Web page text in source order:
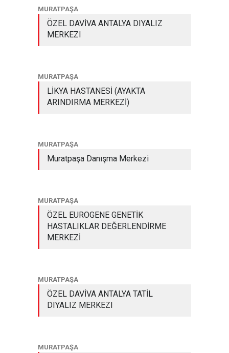
MURATPAŞA
ÖZEL DAVİVA ANTALYA DIYALIZ
MERKEZI
MURATPAŞA
LİKYA HASTANESİ (AYAKTA
ARINDIRMA MERKEZİ)
MURATPAŞA
Muratpaşa Danışma Merkezi
MURATPAŞA
ÖZEL EUROGENE GENETİK
HASTALIKLAR DEĞERLENDİRME
MERKEZİ
MURATPAŞA
ÖZEL DAVİVA ANTALYA TATİL
DIYALIZ MERKEZI
MURATPAŞA